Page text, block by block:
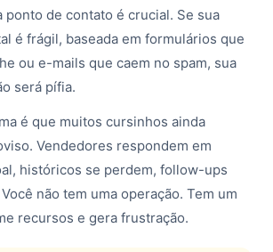
ponto de contato é crucial. Se sua
é frágil, baseada em formulários que
ou e-mails que caem no spam, sua
será pífia.
é que muitos cursinhos ainda
Vendedores respondem em
históricos se perdem, follow-ups
não tem uma operação. Tem um
recursos e gera frustração.